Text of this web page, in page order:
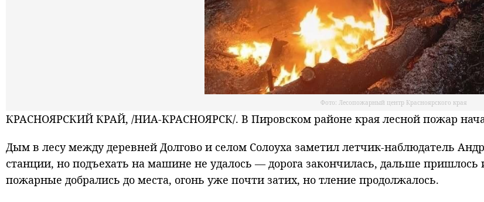
Фото: Лесопожарный центр Красноярского края
КРАСНОЯРСКИЙ КРАЙ, /НИА-КРАСНОЯРСК/. В Пировском районе края лесной пожар
Дым в лесу между деревней Долгово и селом Солоуха заметил летчик-наблюдатель
станции, но подъехать на машине не удалось — дорога закончилась, дальше
пожарные добрались до места, огонь уже почти затих, но тление продолжалось.